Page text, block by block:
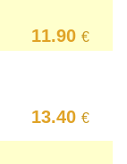
11.90€
13.40€